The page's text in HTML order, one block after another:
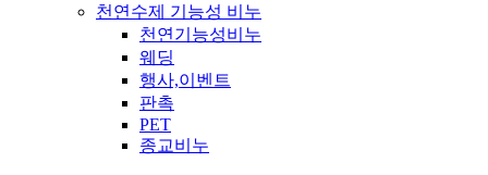
천연수제 기능성 비누
천연기능성비누
웨딩
행사,이벤트
판촉
PET
종교비누